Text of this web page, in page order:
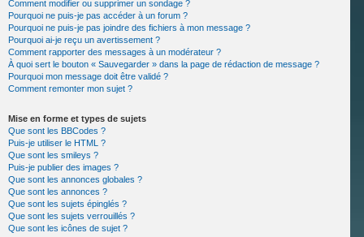
Comment modifier ou supprimer un sondage ?
Pourquoi ne puis-je pas accéder à un forum ?
Pourquoi ne puis-je pas joindre des fichiers à mon message ?
Pourquoi ai-je reçu un avertissement ?
Comment rapporter des messages à un modérateur ?
À quoi sert le bouton « Sauvegarder » dans la page de rédaction de message ?
Pourquoi mon message doit être validé ?
Comment remonter mon sujet ?
Mise en forme et types de sujets
Que sont les BBCodes ?
Puis-je utiliser le HTML ?
Que sont les smileys ?
Puis-je publier des images ?
Que sont les annonces globales ?
Que sont les annonces ?
Que sont les sujets épinglés ?
Que sont les sujets verrouillés ?
Que sont les icônes de sujet ?